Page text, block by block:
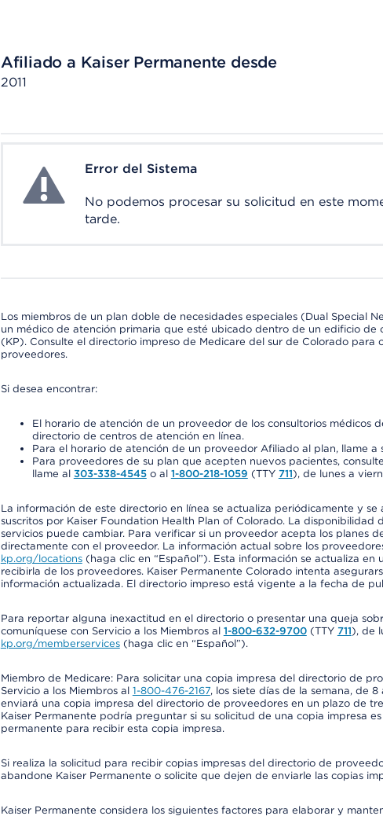
Afiliado a Kaiser Permanente desde
2011
System ErrorError del Sistema
No podemos procesar su solicitud en este
tarde.
Los miembros de un plan doble de necesidades especiales (Dual Special
un médico de atención primaria que esté ubicado dentro de un edificio de
(KP). Consulte el directorio impreso de Medicare del sur de Colorado para
proveedores.
Si desea encontrar:
El horario de atención de un proveedor de los consultorios médicos
directorio de centros de atención en línea.
Para el horario de atención de un proveedor Afiliado al plan, llame a
Para proveedores de su plan que acepten nuevos pacientes,
llame al 303-338-4545o al 1-800-218-1059 (TTY 711), de lunes a
La información de este directorio en línea se actualiza periódicamente y se
suscritos por Kaiser Foundation Health Plan of Colorado. La disponibilidad
servicios puede cambiar. Para verificar si un proveedor acepta los planes
directamente con el proveedor. La información actual sobre los
kp.org/locations(haga clic en “Español”). Esta información se actualiza en
recibirla de los proveedores. Kaiser Permanente Colorado intenta
información actualizada. El directorio impreso está vigente a la fecha de
Para reportar alguna inexactitud en el directorio o presentar una queja
comuníquese con Servicio a los Miembros al 1-800-632-9700(TTY 711), de
kp.org/memberservices(haga clic en “Español”).
Miembro de Medicare: Para solicitar una copia impresa del directorio de
Servicio a los Miembros al 1-800-476-2167, los siete días de la semana, de
enviará una copia impresa del directorio de proveedores en un plazo de
Kaiser Permanente podría preguntar si su solicitud de una copia impresa
permanente para recibir esta copia impresa.
Si realiza la solicitud para recibir copias impresas del directorio de
abandone Kaiser Permanente o solicite que dejen de enviarle las copias
Kaiser Permanente considera los siguientes factores para elaborar y